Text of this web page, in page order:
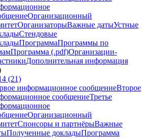
Организационный
ОрганизаторыВажные датыУстные
Стендовые
ПрограммаПрограммы по
Программа (.pdf)Организации-
Дополнительная информация
(21)
информационное сообщениеВторое
сообщениеТретье
Организационный
Спонсоры и партнёрыВажные
Полученные докладыПрограмма